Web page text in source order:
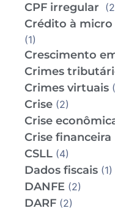
CPF irregular
Crédito à micro
(1)
Crescimento
Crimes
Crimes virtuais
Crise (2)
Crise
Crise financeira
CSLL (4)
Dados fiscais (1)
DANFE (2)
DARF (2)